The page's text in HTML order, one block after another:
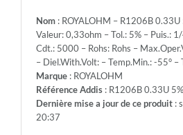
Rohs:
Rohs
Max.Oper.Volt.:
-
Max.Over.Volt.:
Nom: ROYALOHM – R1206B
Valeur: 0,33ohm – Tol.: 5% – Puis.:
Cdt.: 5000 – Rohs: Rohs –
– Diel.With.Volt: – Temp.Min.: -55° –
Marque: ROYALOHM
Référence Addis: R1206B 0.33U 5%
Dernière mise a jour de ce produit:
20:37